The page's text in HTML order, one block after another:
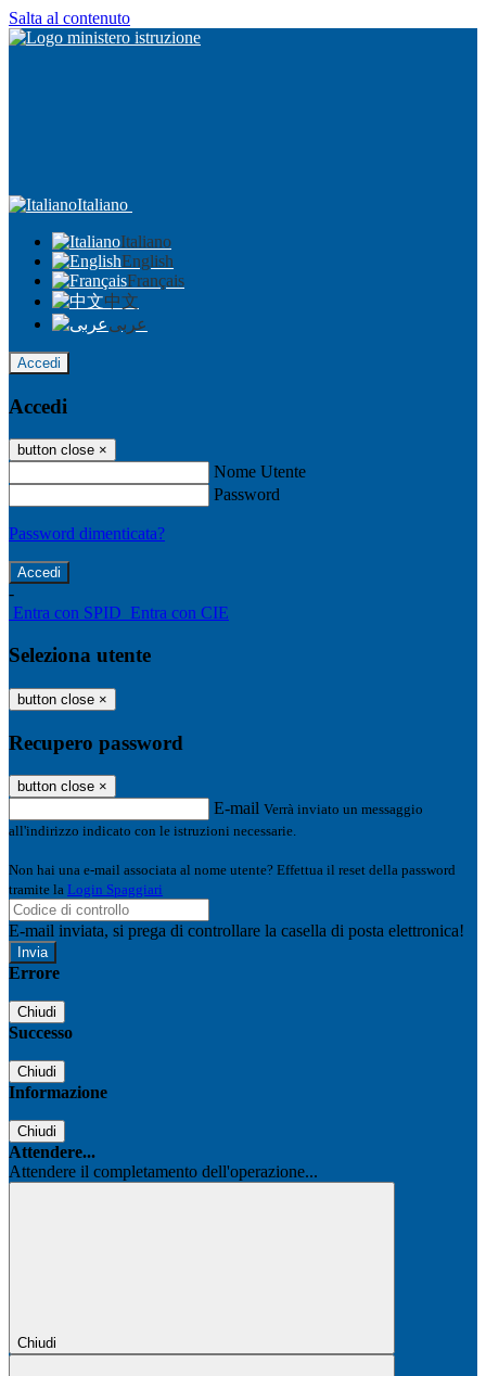
Salta al contenuto
Italiano
Italiano
English
Français
中文
عربى
Accedi
Accedi
button close ×
Nome Utente
Password
Password dimenticata?
-
Entra con SPID Entra con CIE
Seleziona utente
button close ×
Recupero password
button close ×
E-mail Verrà inviato un messaggio
all'indirizzo indicato con le istruzioni necessarie.
Non hai una e-mail associata al nome utente? Effettua il reset della password
tramite la Login Spaggiari
E-mail inviata, si prega di controllare la casella di posta elettronica!
Errore
Chiudi
Successo
Chiudi
Informazione
Chiudi
Attendere...
Attendere il completamento dell'operazione...
Chiudi